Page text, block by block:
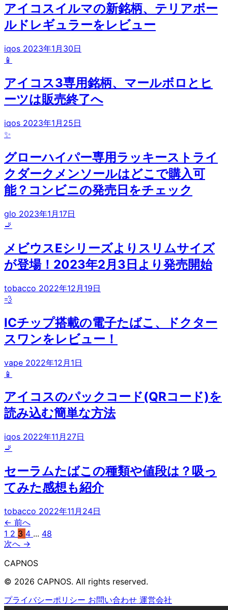
アイコスイルマの新銘柄、テリアボー
ルドレギュラーをレビュー
iqos 2023年1月30日
📱
アイコス3専用銘柄、マールボロとヒ
ーツは販売終了へ
iqos 2023年1月25日
✨
グローハイパー専用ラッキーストライ
クダークメンソールはどこで購入可
能？コンビニの発売日をチェック
glo 2023年1月17日
🚬
メビウスEシリーズよりスリムサイズ
が登場！2023年2月3日より発売開始
tobacco 2022年12月19日
💨
ICチップ搭載の電子たばこ、ドクター
スワンをレビュー！
vape 2022年12月1日
📱
アイコスのパックコード(QRコード)を
読み込む簡単な方法
iqos 2022年11月27日
🚬
セーラムたばこの種類や値段は？吸っ
てみた感想も紹介
tobacco 2022年11月24日
← 前へ
1 2 3 4 ... 48
次へ →
CAPNOS
© 2026 CAPNOS. All rights reserved.
プライバシーポリシー お問い合わせ 運営会社